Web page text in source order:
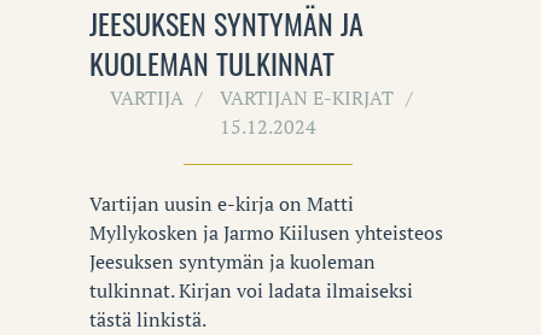
JEESUKSEN SYNTYMÄN JA
KUOLEMAN TULKINNAT
VARTIJA
VARTIJAN E-KIRJAT
15.12.2024
Vartijan uusin e-kirja on Matti
Myllykosken ja Jarmo Kiilusen yhteisteos
Jeesuksen syntymän ja kuoleman
tulkinnat. Kirjan voi ladata ilmaiseksi
tästä linkistä.